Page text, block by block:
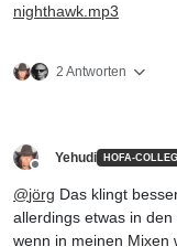
nighthawk.mp3
2 Antworten
Yehudi HOFA-
@jörg Das klingt
allerdings etwas in
wenn in meinen Mixen